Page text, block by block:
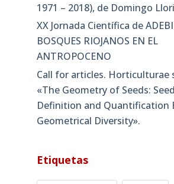
1971 – 2018), de Domingo
XX Jornada Científica de
BOSQUES RIOJANOS EN EL
ANTROPOCENO
Call for articles. Horticulturae
«The Geometry of Seeds:
Definition and Quantification
Geometrical Diversity»​.
Etiquetas